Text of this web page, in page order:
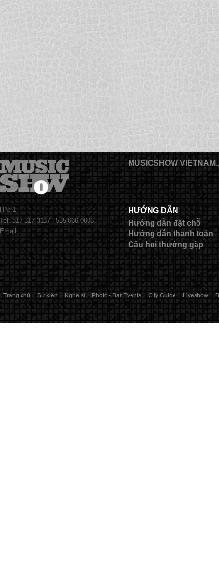
HN: 1
Tel: 317-317-3137 | 555-666-0606
Email:
MUSICSHOW VIETNAM.,
HƯỚNG DẪN
Hướng dẫn đặt chỗ
Hướng dẫn thanh toán
Câu hỏi thường gặp
Trang chủ Sự kiện Nghệ sĩ Photo - Bar Events City Guide Liveshow